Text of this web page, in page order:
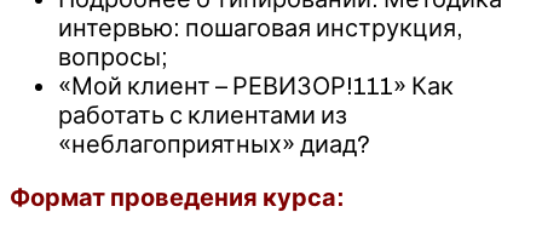
интервью: пошаговая инструкция,
вопросы;
«Мой клиент – РЕВИЗОР!111» Как
работать с клиентами из
«неблагоприятных» диад?
Формат проведения курса: